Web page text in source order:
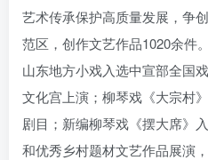
艺术传承保护高质量发展，争
范区，创作文艺作品1020余件
山东地方小戏入选中宣部全国
文化宫上演；柳琴戏《大宗村
剧目；新编柳琴戏《摆大席》
和优秀乡村题材文艺作品展演